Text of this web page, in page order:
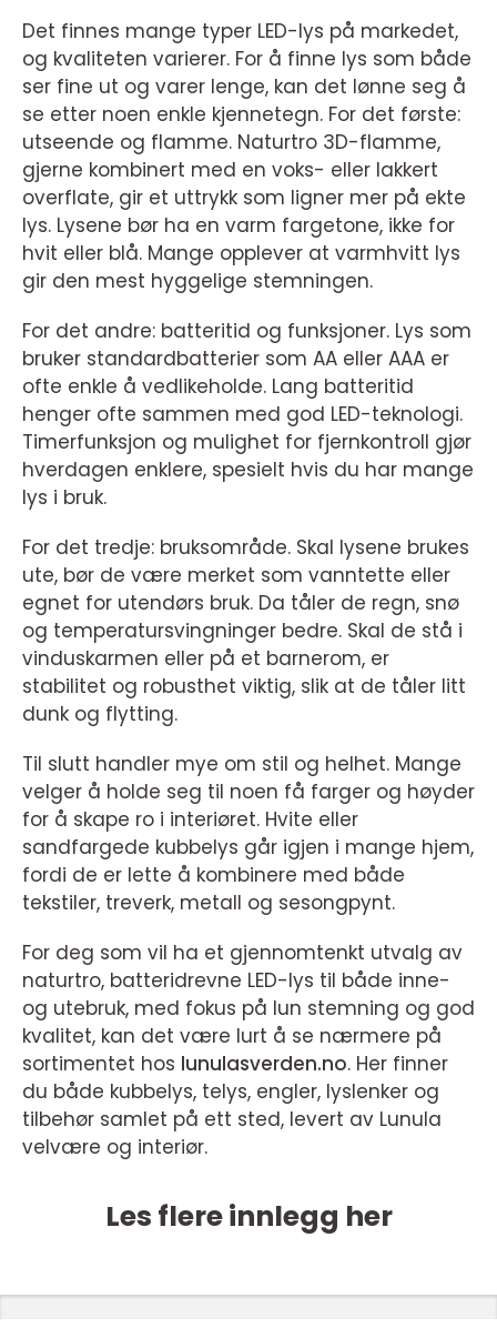
Det finnes mange typer LED-lys på markedet,
og kvaliteten varierer. For å finne lys som både
ser fine ut og varer lenge, kan det lønne seg å
se etter noen enkle kjennetegn. For det første:
utseende og flamme. Naturtro 3D-flamme,
gjerne kombinert med en voks- eller lakkert
overflate, gir et uttrykk som ligner mer på ekte
lys. Lysene bør ha en varm fargetone, ikke for
hvit eller blå. Mange opplever at varmhvitt lys
gir den mest hyggelige stemningen.
For det andre: batteritid og funksjoner. Lys som
bruker standardbatterier som AA eller AAA er
ofte enkle å vedlikeholde. Lang batteritid
henger ofte sammen med god LED-teknologi.
Timerfunksjon og mulighet for fjernkontroll gjør
hverdagen enklere, spesielt hvis du har mange
lys i bruk.
For det tredje: bruksområde. Skal lysene brukes
ute, bør de være merket som vanntette eller
egnet for utendørs bruk. Da tåler de regn, snø
og temperatursvingninger bedre. Skal de stå i
vinduskarmen eller på et barnerom, er
stabilitet og robusthet viktig, slik at de tåler litt
dunk og flytting.
Til slutt handler mye om stil og helhet. Mange
velger å holde seg til noen få farger og høyder
for å skape ro i interiøret. Hvite eller
sandfargede kubbelys går igjen i mange hjem,
fordi de er lette å kombinere med både
tekstiler, treverk, metall og sesongpynt.
For deg som vil ha et gjennomtenkt utvalg av
naturtro, batteridrevne LED-lys til både inne-
og utebruk, med fokus på lun stemning og god
kvalitet, kan det være lurt å se nærmere på
sortimentet hos lunulasverden.no. Her finner
du både kubbelys, telys, engler, lyslenker og
tilbehør samlet på ett sted, levert av Lunula
velvære og interiør.
Les flere innlegg her